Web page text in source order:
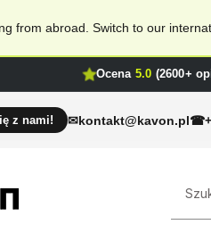
from abroad. Switch to our
Ocena 5.0 (2600+
z nami! kontakt@kavon.pl